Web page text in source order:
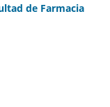
de Farmacia